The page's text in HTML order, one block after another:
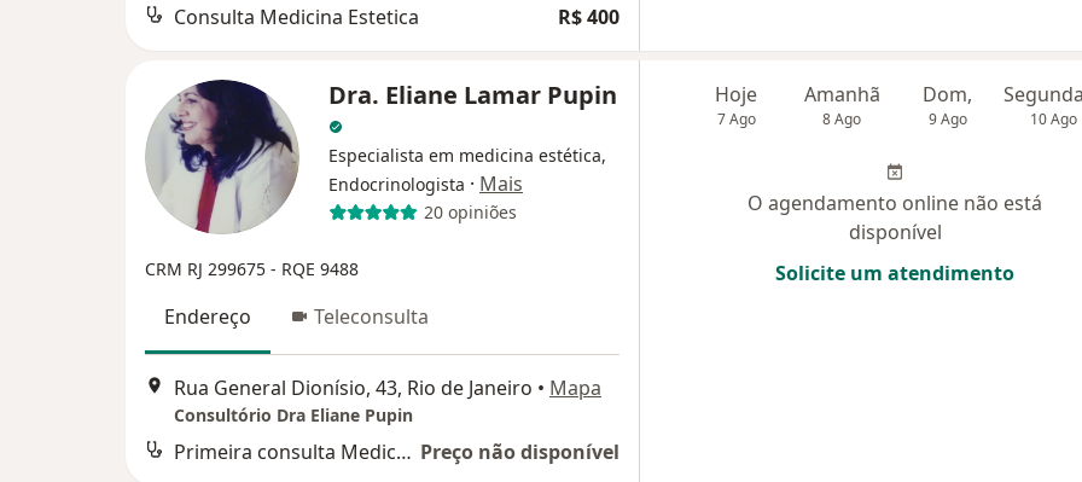
Consulta Medicina Estetica R$ 400
Dra. Eliane Lamar Pupin
Especialista em medicina estética,
Endocrinologista · Mais
20 opiniões
CRM RJ 299675 - RQE 9488
Endereço Teleconsulta
Rua General Dionísio, 43, Rio de Janeiro • Mapa
Consultório Dra Eliane Pupin
Primeira consulta Medicina Estetica Preço não disponível
Hoje
7 Ago
Amanhã
8 Ago
Dom,
9 Ago 10 Ago
O agendamento online não está
disponível
Solicite um atendimento